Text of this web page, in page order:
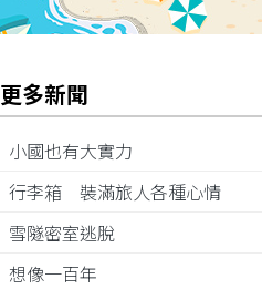
更多新聞
小國也有大實力
行李箱 裝滿旅人各種心情
雪隧密室逃脫
想像一百年